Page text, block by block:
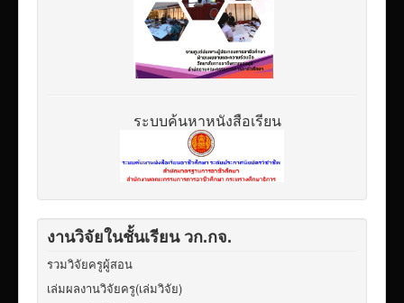
ระบบค้นหาหนังสือเรียน
งานวิจัยในชั้นเรียน วก.กจ.
รวมวิจัยครูผู้สอน
เล่มผลงานวิจัยครู(เล่มวิจัย)